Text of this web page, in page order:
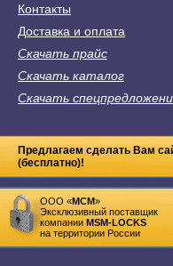
Предлагаем сделать Вам
(бесплатно)!
ООО «MСM»
Эксклюзивный поставщик
компанииMSM-LOCKS
на территории России